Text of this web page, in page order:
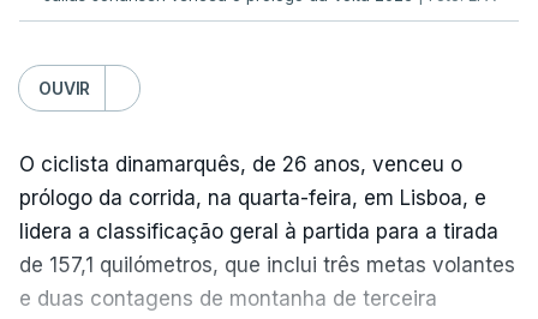
OUVIR
O ciclista dinamarquês, de 26 anos, venceu o
prólogo da corrida, na quarta-feira, em Lisboa, e
lidera a classificação geral à partida para a tirada
de 157,1 quilómetros, que inclui três metas volantes
e duas contagens de montanha de terceira